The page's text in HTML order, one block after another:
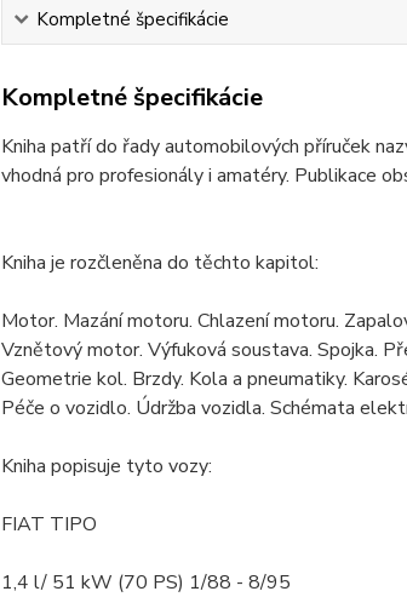
Kompletné špecifikácie
Kompletné špecifikácie
Kniha patří do řady automobilových příruček
vhodná pro profesionály i amatéry. Publikace
Kniha je rozčleněna do těchto kapitol:
Motor. Mazání motoru. Chlazení motoru.
Vznětový motor. Výfuková soustava. Spojka.
Geometrie kol. Brzdy. Kola a pneumatiky.
Péče o vozidlo. Údržba vozidla. Schémata
Kniha popisuje tyto vozy:
FIAT TIPO
1,4 l/ 51 kW (70 PS) 1/88 - 8/95